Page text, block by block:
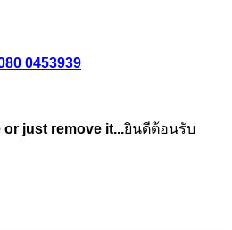
0453939
just remove it...ยินดีต้อนรับ